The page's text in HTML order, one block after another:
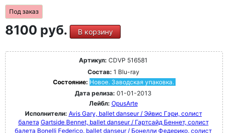
Под заказ
8100 руб. В корзину
Артикул: CDVP 516581
Состав: 1 Blu-ray
Состояние: Новое. Заводская упаковка.
Дата релиза: 01-01-2013
Лейбл: OpusArte
Исполнители: Avis Gary, ballet danseur / Эйвис Гэри, солист
балета Gartside Bennet, ballet danseur / Гартсайд Беннет, солист
балета Bonelli Federico, ballet danseur / Бонелли Федерико, солист